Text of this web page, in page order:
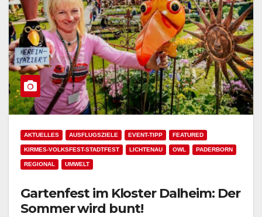
AKTUELLES AUSFLUGSZIELE EVENT-TIPP FEATURED
KIRMES-VOLKSFEST-STADTFEST LICHTENAU OWL PADERBORN
REGIONAL UMWELT
Gartenfest im Kloster Dalheim: Der
Sommer wird bunt!